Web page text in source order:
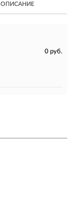
ОПИСАНИЕ
0 руб.